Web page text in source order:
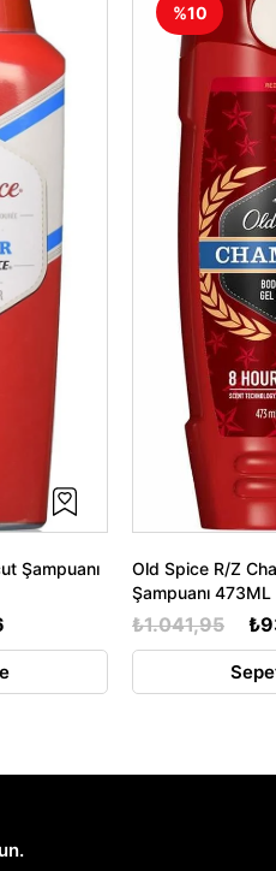
Şampuanı
Old Spice R/Z
Şampuanı 473ML
₺1.041,95
%10